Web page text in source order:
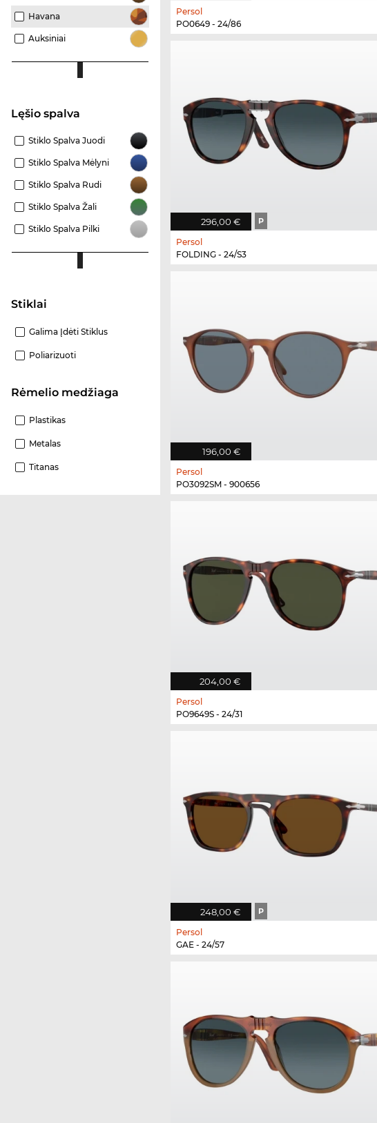
Havana
Auksiniai
Lęšio spalva
Stiklo Spalva Juodi
Stiklo Spalva Mėlyni
Stiklo Spalva Rudi
Stiklo Spalva Žali
Stiklo Spalva Pilki
Stiklai
Galima Įdėti Stiklus
Poliarizuoti
Rėmelio medžiaga
Plastikas
Metalas
Titanas
Persol
PO0649 - 24/86
296,00 € P
Persol
FOLDING - 24/S3
196,00 €
Persol
PO3092SM - 900656
204,00 €
Persol
PO9649S - 24/31
248,00 € P
Persol
GAE - 24/57